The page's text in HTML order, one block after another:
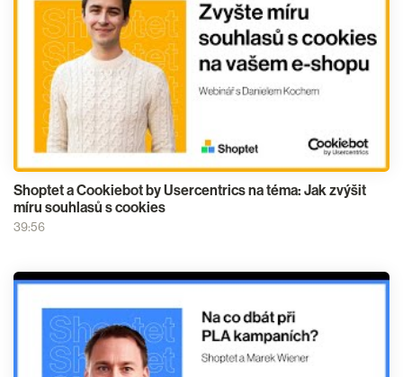
Shoptet a Cookiebot by Usercentrics na téma: Jak zvýšit
míru souhlasů s cookies
39:56